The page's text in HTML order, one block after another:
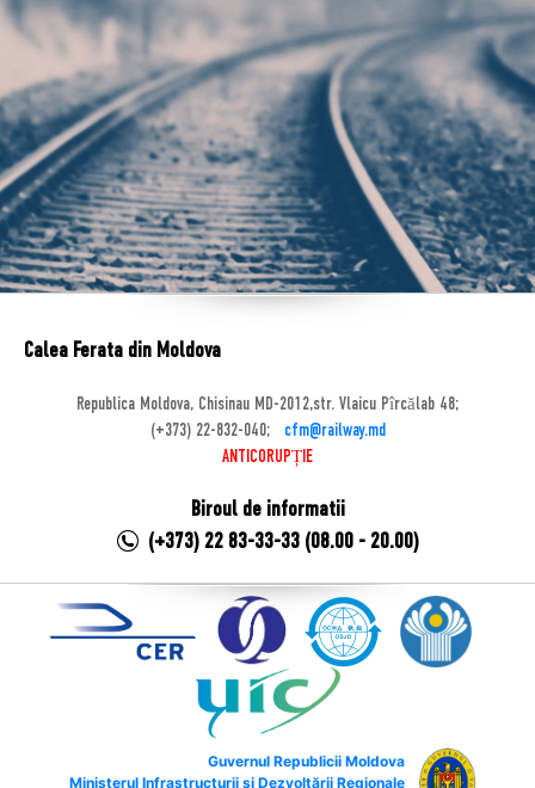
Calea Ferata din Moldova
Republica Moldova, Chisinau MD-2012,str. Vlaicu Pîrcălab 48;
(+373) 22-832-040;
cfm@railway.md
ANTICORUPȚIE
Biroul de informatii
(+373) 22 83-33-33 (08.00 - 20.00)
Guvernul Republicii Moldova
Ministerul Infrastructurii și Dezvoltării Regionale